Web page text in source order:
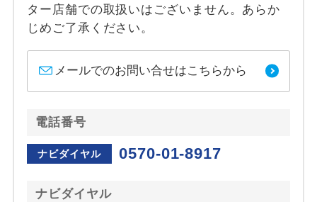
ター店舗での取扱いはございません。あらか
じめご了承ください。
メールでのお問い合せはこちらから
電話番号
ナビダイヤル 0570-01-8917
ナビダイヤル